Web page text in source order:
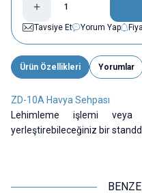
Tavsiye Et
Yorum Yap
Ürün Özellikleri Yorumlar
ZD-10A Havya Sehpası
Lehimleme işlemi veya
yerleştirebileceğiniz bir